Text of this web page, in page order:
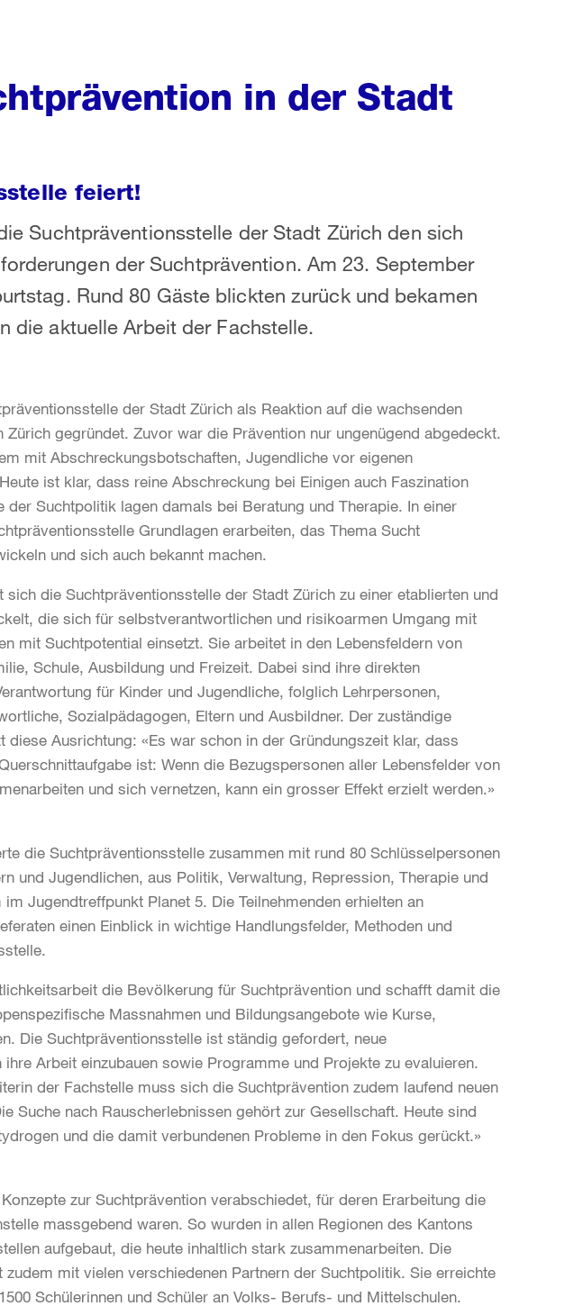
in der Stadt
feiert!
Suchtpräventionsstelle der Stadt Zürich den sich
der Suchtprävention. Am 23. September
Rund 80 Gäste blickten zurück und bekamen
die aktuelle Arbeit der Fachstelle.
der Stadt Zürich als Reaktion auf die wachsenden
gegründet. Zuvor war die Prävention nur ungenügend abgedeckt.
mit Abschreckungsbotschaften, Jugendliche vor eigenen
ist klar, dass reine Abschreckung bei Einigen auch Faszination
der Suchtpolitik lagen damals bei Beratung und Therapie. In einer
Grundlagen erarbeiten, das Thema Sucht
und sich auch bekannt machen.
sich die Suchtpräventionsstelle der Stadt Zürich zu einer etablierten und
die sich für selbstverantwortlichen und risikoarmen Umgang mit
mit Suchtpotential einsetzt. Sie arbeitet in den Lebensfeldern von
Schule, Ausbildung und Freizeit. Dabei sind ihre direkten
für Kinder und Jugendliche, folglich Lehrpersonen,
Sozialpädagogen, Eltern und Ausbildner. Der zuständige
diese Ausrichtung: «Es war schon in der Gründungszeit klar, dass
ist: Wenn die Bezugspersonen aller Lebensfelder von
und sich vernetzen, kann ein grosser Effekt erzielt werden.»
die Suchtpräventionsstelle zusammen mit rund 80 Schlüsselpersonen
und Jugendlichen, aus Politik, Verwaltung, Repression, Therapie und
Jugendtreffpunkt Planet 5. Die Teilnehmenden erhielten an
einen Einblick in wichtige Handlungsfelder, Methoden und
die Bevölkerung für Suchtprävention und schafft damit die
Massnahmen und Bildungsangebote wie Kurse,
Die Suchtpräventionsstelle ist ständig gefordert, neue
Arbeit einzubauen sowie Programme und Projekte zu evaluieren.
der Fachstelle muss sich die Suchtprävention zudem laufend neuen
Suche nach Rauscherlebnissen gehört zur Gesellschaft. Heute sind
und die damit verbundenen Probleme in den Fokus gerückt.»
zur Suchtprävention verabschiedet, für deren Erarbeitung die
massgebend waren. So wurden in allen Regionen des Kantons
aufgebaut, die heute inhaltlich stark zusammenarbeiten. Die
mit vielen verschiedenen Partnern der Suchtpolitik. Sie erreichte
Schülerinnen und Schüler an Volks- Berufs- und Mittelschulen.